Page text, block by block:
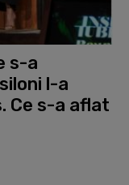
s-a
l-a
Ce s-a aflat